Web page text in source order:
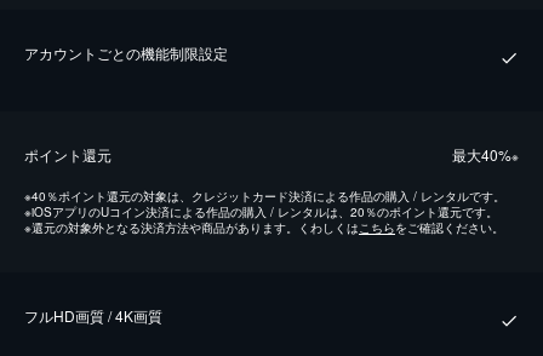
アカウントごとの機能制限設定
ポイント還元 最⼤40%※
※40％ポイント還元の対象は、クレジットカード決済による作品の購入 / レンタルです。
※iOSアプリのUコイン決済による作品の購入 / レンタルは、20％のポイント還元です。
※還元の対象外となる決済方法や商品があります。くわしくはこちらをご確認ください。
フルHD画質 / 4K画質